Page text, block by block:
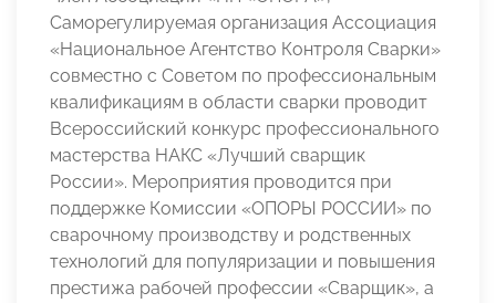
Саморегулируемая организация Ассоциация
«Национальное Агентство Контроля Сварки»
совместно с Советом по профессиональным
квалификациям в области сварки проводит
Всероссийский конкурс профессионального
мастерства НАКС «Лучший сварщик
России». Мероприятия проводится при
поддержке Комиссии «ОПОРЫ РОССИИ» по
сварочному производству и родственных
технологий для популяризации и повышения
престижа рабочей профессии «Сварщик», а